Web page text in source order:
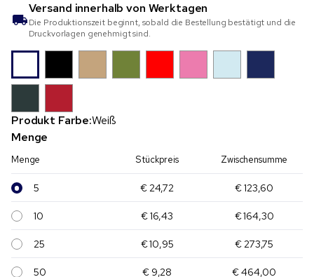
Versand innerhalb von Werktagen
Die Produktionszeit beginnt, sobald die Bestellung bestätigt und die
Druckvorlagen genehmigt sind.
Produkt Farbe:Weiß
Menge
Menge Stückpreis Zwischensumme
5 € 24,72 € 123,60
10 € 16,43 € 164,30
25 € 10,95 € 273,75
50 € 9,28 € 464,00